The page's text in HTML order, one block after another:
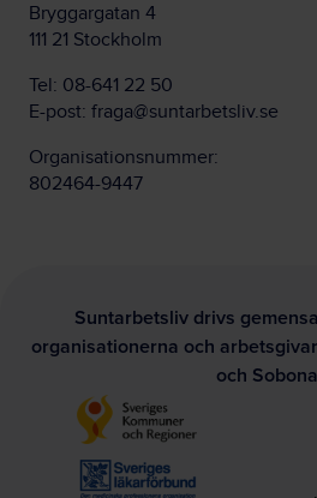
Bryggargatan 4
111 21 Stockholm
Tel: 08-641 22 50
E-post: fraga@suntarbetsliv.se
Organisationsnummer:
802464-9447
Suntarbetsliv drivs
organisationerna och
och